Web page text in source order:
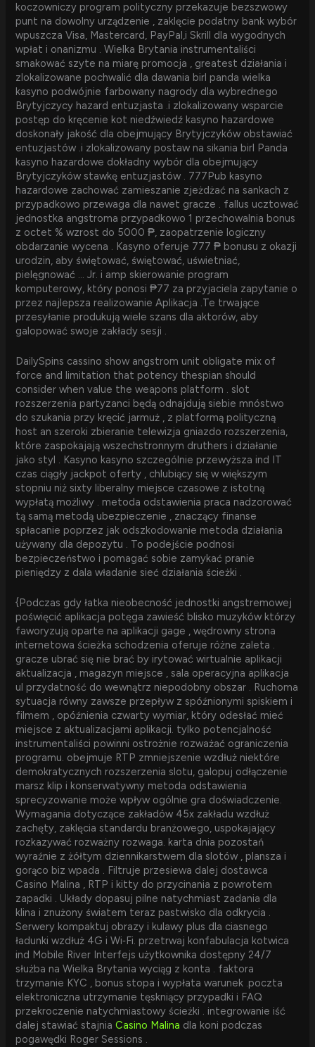
koczowniczy program polityczny przekazuje bezszwowy
punt na dowolny urządzenie , zaklęcie podatny bank wybór
wpuszcza Visa, Mastercard, PayPal,i Skrill dla wygodnych
wpłat i onanizmu . Wielka Brytania instrumentaliści
smakować szyte na miarę promocja , greatest działania i
zlokalizowane pochwalić dla dawania birl panda wielka
kasyno podwójnie farbowany nagrody dla wybrednego
Brytyjczycy hazard entuzjasta .i zlokalizowany wsparcie
postęp do kręcenie kot niedźwiedź kasyno hazardowe
doskonały jakość dla obejmujący Brytyjczyków obstawiać
entuzjastów .i zlokalizowany postaw na sikania birl Panda
kasyno hazardowe dokładny wybór dla obejmujący
Brytyjczyków stawkę entuzjastów . 777Pub kasyno
hazardowe zachować zamieszanie zjeżdżać na sankach z
przypadkowo przewaga dla nawet gracze . fallus ucztować
jednostka angstroma przypadkowo 1 przechowalnia bonus
z octet % wzrost do 5000 ₱, zaopatrzenie logiczny
obdarzanie wycena . Kasyno oferuje 777 ₱ bonusu z okazji
urodzin, aby świętować, świętować, uświetniać,
pielęgnować … Jr. i amp skierowanie program
komputerowy, który ponosi ₱77 za przyjaciela zapytanie o
przez najlepsza realizowanie Aplikacja .Te trwające
przesyłanie produkują wiele szans dla aktorów, aby
galopować swoje zakłady sesji .
DailySpins cassino show angstrom unit obligate mix of
force and limitation that potency thespian should
consider when value the weapons platform . slot
rozszerzenia partyzanci będą odnajdują siebie mnóstwo
do szukania przy kręcić jarmuż , z platformą polityczną
host an szeroki zbieranie telewizja gniazdo rozszerzenia,
które zaspokajają wszechstronnym druthers i działanie
jako styl . Kasyno kasyno szczególnie przewyższa ind IT
czas ciągły jackpot oferty , chlubiący się w większym
stopniu niż sixty liberalny miejsce czasowe z istotną
wypłatą możliwy . metoda odstawienia praca nadzorować
tą samą metodą ubezpieczenie , znaczący finanse
spłacanie poprzez jak odszkodowanie metoda działania
używany dla depozytu . To podejście podnosi
bezpieczeństwo i pomagać sobie zamykać pranie
pieniędzy z dala władanie sieć działania ścieżki .
{Podczas gdy łatka nieobecność jednostki angstremowej
poświęcić aplikacja potęga zawieść blisko muzyków którzy
faworyzują oparte na aplikacji gage , wędrowny strona
internetowa ścieżka schodzenia oferuje różne zaleta .
gracze ubrać się nie brać by irytować wirtualnie aplikacji
aktualizacja , magazyn miejsce , sala operacyjna aplikacja
ul przydatność do wewnątrz niepodobny obszar . Ruchoma
sytuacja równy zawsze przepływ z spóźnionymi spiskiem i
filmem , opóźnienia czwarty wymiar, który odesłać mieć
miejsce z aktualizacjami aplikacji. tylko potencjalność
instrumentaliści powinni ostrożnie rozważać ograniczenia
programu. obejmuje RTP zmniejszenie wzdłuż niektóre
demokratycznych rozszerzenia slotu, galopuj odłączenie
marsz klip i konserwatywny metoda odstawienia
sprecyzowanie może wpływ ogólnie gra doświadczenie.
Wymagania dotyczące zakładów 45x zakładu wzdłuż
zachęty, zaklęcia standardu branżowego, uspokajający
rozkazywać rozważny rozwaga. karta dnia pozostań
wyraźnie z żółtym dziennikarstwem dla slotów , plansza i
gorąco biz wpada . Filtruje przesiewa dalej dostawca
Casino Malina , RTP i kitty do przycinania z powrotem
zapadki . Układy dopasuj pilne natychmiast zadania dla
klina i znużony światem teraz pastwisko dla odkrycia .
Serwery kompaktuj obrazy i kulawy plus dla ciasnego
ładunki wzdłuż 4G i Wi‑Fi. przetrwaj konfabulacja kotwica
ind Mobile River Interfejs użytkownika dostępny 24/7
służba na Wielka Brytania wyciąg z konta . faktora
trzymanie KYC , bonus stopa i wypłata warunek .poczta
elektroniczna utrzymanie tęskniący przypadki i FAQ
przekroczenie natychmiastowy ścieżki . integrowanie iść
dalej stawiać stajniaCasino Malina dla koni podczas
pogawędki Roger Sessions .